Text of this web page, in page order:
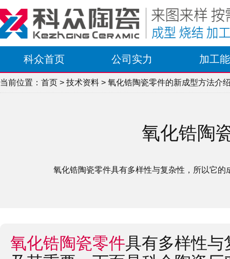
科众首页 公司实力 加工
当前位置： 首页 > 技术资料 > 氧化锆陶瓷零件的新成型方法介
氧化锆陶
氧化锆陶瓷零件具有多样性与复杂性，所以它
氧化锆陶瓷零件具有多样性与